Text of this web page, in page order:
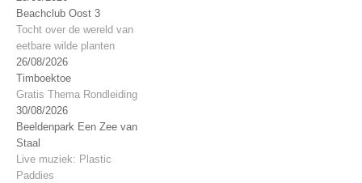
Beachclub Oost 3
Tocht over de wereld van
eetbare wilde planten
26/08/2026
Timboektoe
Gratis Thema Rondleiding
30/08/2026
Beeldenpark Een Zee van
Staal
Live muziek: Plastic
Paddies